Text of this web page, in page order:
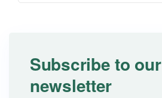
Subscribe to our
newsletter